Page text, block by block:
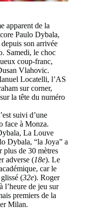
apparent de la
Paulo Dybala,
son arrivée
Samedi, le choc
coup-franc,
Vlahovic.
Locatelli, l’AS
sur corner,
la tête du numéro
suivi d’une
face à Monza.
La Louve
Dybala, “la Joya” a
plus de 30 mètres
adverse (18e). Le
car le
(32e). Roger
l’heure de jeu sur
premiers de la
Milan.